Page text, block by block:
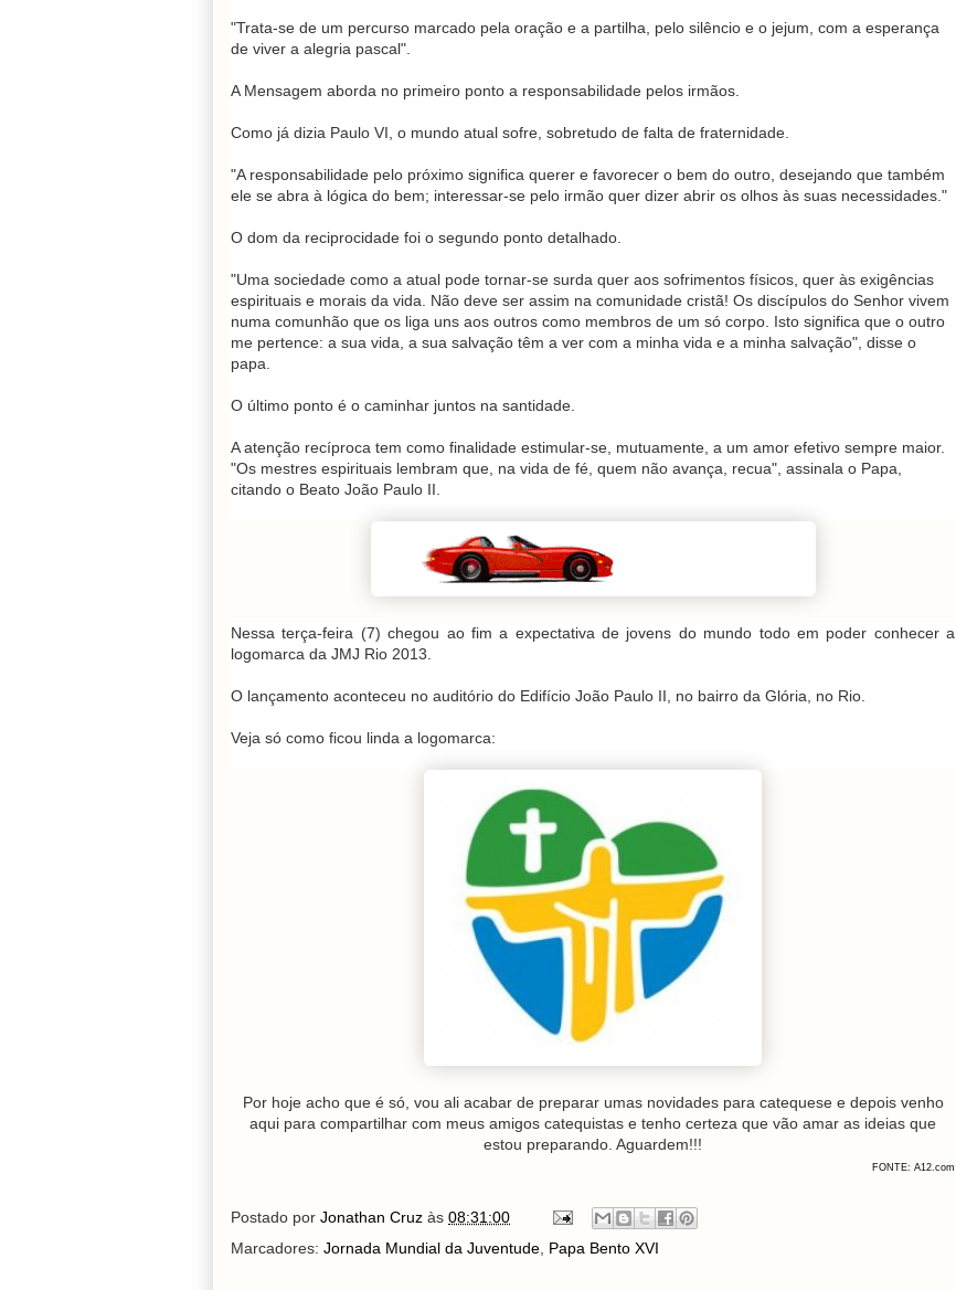
"Trata-se de um percurso marcado pela oração e a partilha, pelo silêncio e o jejum, com a esperança
de viver a alegria pascal".
A Mensagem aborda no primeiro ponto a responsabilidade pelos irmãos.
Como já dizia Paulo VI, o mundo atual sofre, sobretudo de falta de fraternidade.
"A responsabilidade pelo próximo significa querer e favorecer o bem do outro, desejando que também
ele se abra à lógica do bem; interessar-se pelo irmão quer dizer abrir os olhos às suas necessidades."
O dom da reciprocidade foi o segundo ponto detalhado.
"Uma sociedade como a atual pode tornar-se surda quer aos sofrimentos físicos, quer às exigências
espirituais e morais da vida. Não deve ser assim na comunidade cristã! Os discípulos do Senhor vivem
numa comunhão que os liga uns aos outros como membros de um só corpo. Isto significa que o outro
me pertence: a sua vida, a sua salvação têm a ver com a minha vida e a minha salvação", disse o
papa.
O último ponto é o caminhar juntos na santidade.
A atenção recíproca tem como finalidade estimular-se, mutuamente, a um amor efetivo sempre maior.
"Os mestres espirituais lembram que, na vida de fé, quem não avança, recua", assinala o Papa,
citando o Beato João Paulo II.
Nessa terça-feira (7) chegou ao fim a expectativa de jovens do mundo todo em poder conhecer a
logomarca da JMJ Rio 2013.
O lançamento aconteceu no auditório do Edifício João Paulo II, no bairro da Glória, no Rio.
Veja só como ficou linda a logomarca:
Por hoje acho que é só, vou ali acabar de preparar umas novidades para catequese e depois venho
aqui para compartilhar com meus amigos catequistas e tenho certeza que vão amar as ideias que
estou preparando. Aguardem!!!
FONTE: A12.com
Postado por Jonathan Cruz às 08:31:00
Marcadores: Jornada Mundial da Juventude, Papa Bento XVI